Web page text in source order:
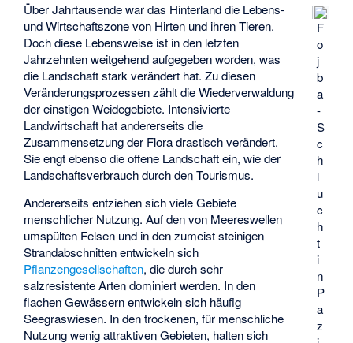
F
o
j
b
a
-
S
c
h
l
u
c
h
t
i
n
P
a
z
Über Jahrtausende war das Hinterland die Lebens-
und Wirtschaftszone von Hirten und ihren Tieren.
Doch diese Lebensweise ist in den letzten
Jahrzehnten weitgehend aufgegeben worden, was
die Landschaft stark verändert hat. Zu diesen
Veränderungsprozessen zählt die Wiederverwaldung
der einstigen Weidegebiete. Intensivierte
Landwirtschaft hat andererseits die
Zusammensetzung der Flora drastisch verändert.
Sie engt ebenso die offene Landschaft ein, wie der
Landschaftsverbrauch durch den Tourismus.
Andererseits entziehen sich viele Gebiete
menschlicher Nutzung. Auf den von Meereswellen
umspülten Felsen und in den zumeist steinigen
Strandabschnitten entwickeln sich
Pflanzengesellschaften, die durch sehr
salzresistente Arten dominiert werden. In den
flachen Gewässern entwickeln sich häufig
Seegraswiesen. In den trockenen, für menschliche
Nutzung wenig attraktiven Gebieten, halten sich